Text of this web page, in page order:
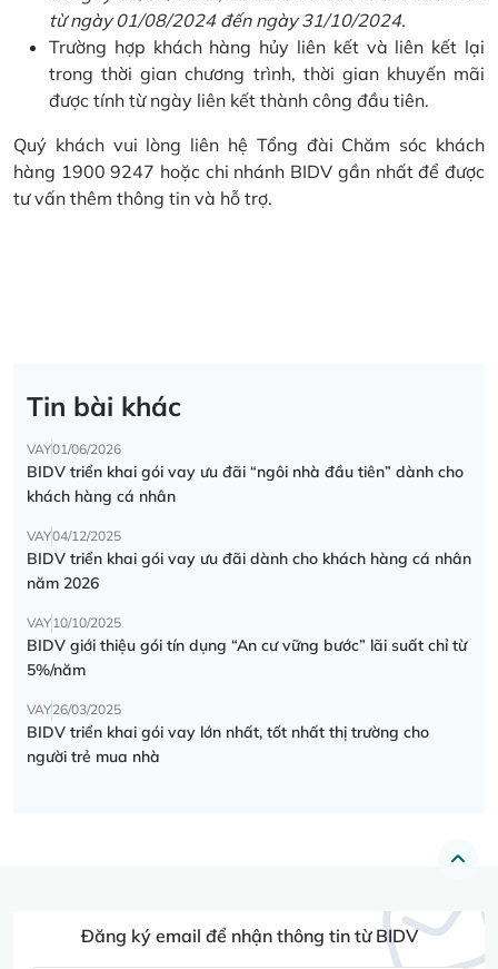
từ ngày 01/08/2024 đến ngày 31/10/2024.
Trường hợp khách hàng hủy liên kết và liên kết lại
trong thời gian chương trình, thời gian khuyến mãi
được tính từ ngày liên kết thành công đầu tiên.
Quý khách vui lòng liên hệ Tổng đài Chăm sóc khách
hàng 1900 9247 hoặc chi nhánh BIDV gần nhất để được
tư vấn thêm thông tin và hỗ trợ.
Tin bài khác
VAY01/06/2026
BIDV triển khai gói vay ưu đãi “ngôi nhà đầu tiên” dành cho
khách hàng cá nhân
VAY04/12/2025
BIDV triển khai gói vay ưu đãi dành cho khách hàng cá nhân
năm 2026
VAY10/10/2025
BIDV giới thiệu gói tín dụng “An cư vững bước” lãi suất chỉ từ
5%/năm
VAY26/03/2025
BIDV triển khai gói vay lớn nhất, tốt nhất thị trường cho
người trẻ mua nhà
Đăng ký email để nhận thông tin từ BIDV